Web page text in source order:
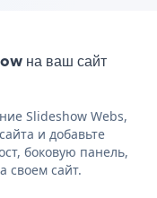
на ваш сайт
Slideshow Webs,
и добавьте
боковую панель,
своем сайт.